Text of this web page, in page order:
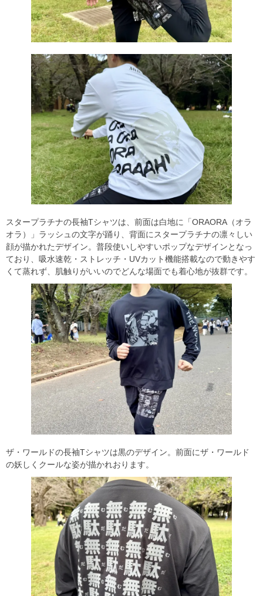
スタープラチナの長袖Tシャツは、前面は白地に「ORAORA（オラ
オラ）」ラッシュの文字が踊り、背面にスタープラチナの凛々しい
顔が描かれたデザイン。普段使いしやすいポップなデザインとなっ
ており、吸水速乾・ストレッチ・UVカット機能搭載なので動きやす
くて蒸れず、肌触りがいいのでどんな場面でも着心地が抜群です。
ザ・ワールドの長袖Tシャツは黒のデザイン。前面にザ・ワールド
の妖しくクールな姿が描かれおります。